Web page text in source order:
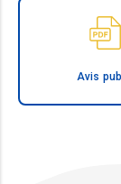
Avis